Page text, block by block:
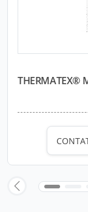
THERMATEX®